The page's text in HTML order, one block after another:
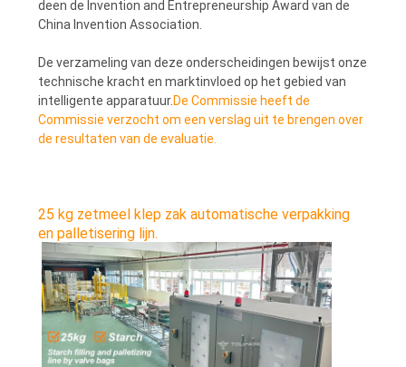
deen de Invention and Entrepreneurship Award van de
China Invention Association.
De verzameling van deze onderscheidingen bewijst onze
technische kracht en marktinvloed op het gebied van
intelligente apparatuur.De Commissie heeft de
Commissie verzocht om een verslag uit te brengen over
de resultaten van de evaluatie.
25 kg zetmeel klep zak automatische verpakking
en palletisering lijn.